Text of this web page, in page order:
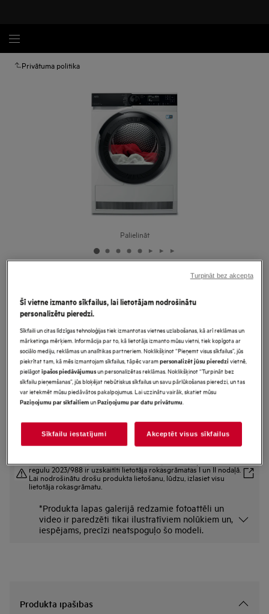
Privātuma politika
Palielināt
Veļas žāvētājs ar siltumsūkni
8000.sērija ar AbsoluteCare® 9 kg
Ražojuma informācijas lapa
Priekšrocības
Veļas žāvētājs 8000 AbsoluteCare® saudzīgi izžāvē jūsu delikātos
apģērbus.
AbsoluteCare® — pielāgota žāvēšana vilnas, zīda un āra apģērbiem.
Savienojamība, piekļuve un pielāgošana, pateicoties My AEG Care lietotnei.
regulu 2023/988 ir uzskaitīti lietotāja rokasgrāmatas I un II nodaļā.
Lai nodrošinātu drošu produkta lietošanu, lūdzu, izlasiet visu
lietotāja rokasgrāmatu.
*Produkta lapas galerijā redzamie fotoattēli un
video ir paredzēti tikai ilustratīviem nolūkiem un,
iespējams, precīzi neatspoguļo šo modeli.
Produkta īpašības
Šī vietne izmanto sīkfailus, lai lietotājam nodrošinātu
personalizētu pieredzi.
Sīkfaili un citas līdzīgas tehnoloģijas tiek izmantotas vietnes uzlabošanas, kā arī reklāmas un
mārketinga mērķiem. Informācija par to, kā lietotājs izmanto mūsu vietni, tiek kopīgota ar
sociālo mediju, reklāmas un analītikas partneriem. Noklikšķinot “Pieņemt visus sīkfailus”, jūs
piekrītat tam, kā mēs izmantojam sīkfailus, tāpēc varampersonalizēt jūsu pieredzivietnē,
pielāgotīpašos piedāvājumusun personalizētas reklāmas. Noklikšķinot “Turpināt bez
sīkfailu pieņemšanas”, jūs bloķējat nebūtiskus sīkfailus un savu pārlūkošanas pieredzi, un tas
var ietekmēt mūsu piedāvātos pakalpojumus. Lai uzzinātu vairāk, skatiet mūsu
Paziņojumu par sīkfailiemunPaziņojumu par datu privātumu.
Sīkfailu iestatījumi Akceptēt visus sīkfailus
Turpināt bez akcepta